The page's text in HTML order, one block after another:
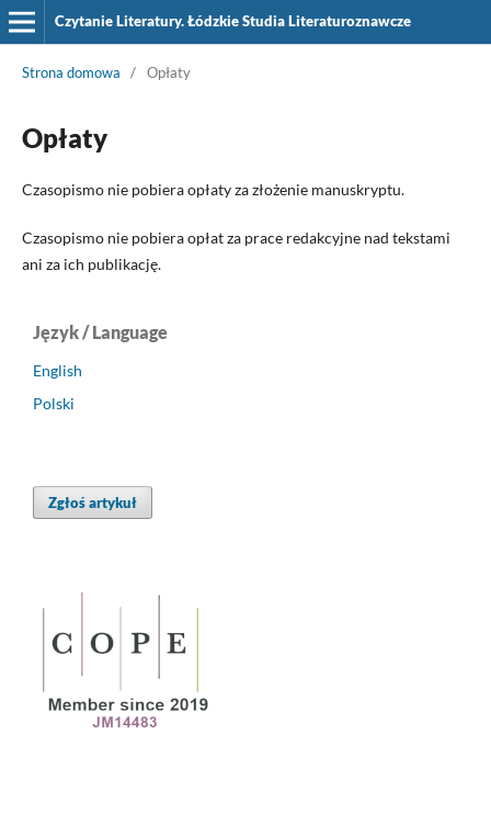
Czytanie Literatury. Łódzkie Studia Literaturoznawcze
Strona domowa / Opłaty
Opłaty
Czasopismo nie pobiera opłaty za złożenie manuskryptu.
Czasopismo nie pobiera opłat za prace redakcyjne nad tekstami
ani za ich publikację.
Język / Language
English
Polski
Zgłoś artykuł